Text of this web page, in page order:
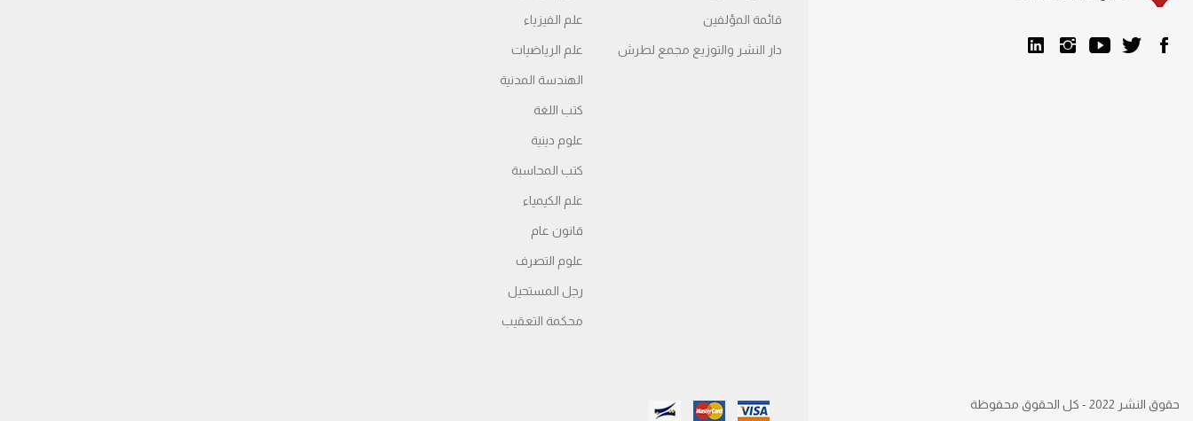
قائمة المؤلفين
دار النشر والتوزيع مجمع لطرش
علم الفيزياء
علم الرياضيات
الهندسة المدنية
كتب اللغة
علوم دينية
كتب المحاسبة
علم الكيمياء
قانون عام
علوم التصرف
رجل المستحيل
محكمة التعقیب
حقوق النشر 2022 - كل الحقوق محفوظة